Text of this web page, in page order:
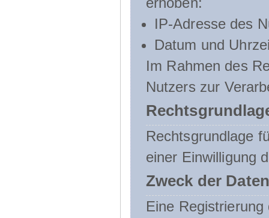
IP-Adresse des
Datum und
Im Rahmen des
Nutzers zur
Rechtsgrundlage
einer Einwilligung
Zweck der
Eine